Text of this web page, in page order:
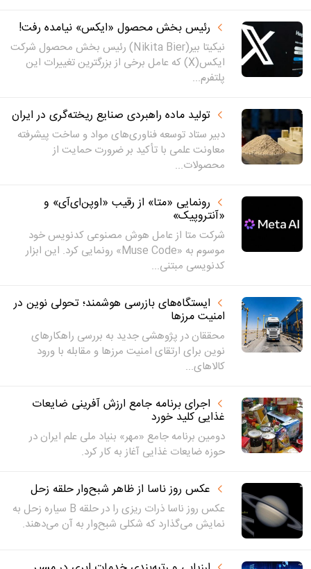
رئیس بخش محصول «ایکس» نیامده رفت!
نیکیتا بیر(Nikita Bier) رئیس بخش محصول شرکت
ایکس(X) که عامل برخی از بزرگترین تغییرات این
پلتفرم...
تولید ماده راهبردی صنایع ریخته‌گری در ایران
دبیر ستاد توسعه فناوری‌های مواد و ساخت پیشرفته
معاونت علمی با تأکید بر ضرورت حمایت از
محصولات...
رونمایی «متا» از رقیب «اوپن‌ای‌آی» و
«آنتروپیک»
شرکت متا از عامل هوش مصنوعی کدنویس خود
موسوم به «Muse Code» رونمایی کرد. این ابزار
کدنویسی مبتنی...
ایستگاه‌های بازرسی هوشمند؛ تحولی نوین در
امنیت مرزها
محققان در پژوهشی جدید به بررسی راهکارهای
نوین برای ارتقای امنیت مرزها و مقابله با ورود
کالاهای...
اجرای برنامه جامع ارزش آفرینی ضایعات
غذایی کلید خورد
دومین برنامه جامع «مهر» بنیاد ملی علم ایران در
حوزه ضایعات غذایی آغاز به کار کرد.
عکس روز ناسا از ظاهر شبح‌وار حلقه زحل
عکس روز ناسا ذرات ریزی را در حلقه B سیاره زحل به
نمایش می‌گذارد که شکلی شبح‌وار به آن می‌دهند.